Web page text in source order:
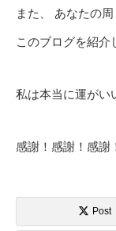
また、 あなたの周
このブログを紹介
私は本当に運がい
感謝！感謝！感謝
Post